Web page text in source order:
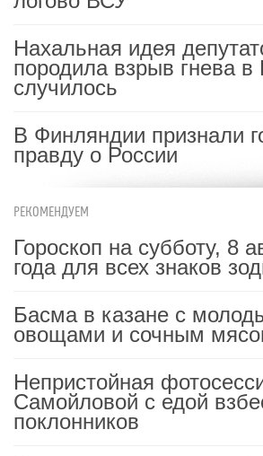
Нахальная идея
породила взрыв гнева
случилось
В Финляндии признали
правду о России
РЕКОМЕНДУЕМ
Гороскоп на субботу, 8
года для всех знаков
Басма в казане с
овощами и сочным
Непристойная
Самойловой с едой
поклонников